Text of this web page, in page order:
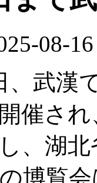
08-16
、武漢
催さ
、湖
博覧